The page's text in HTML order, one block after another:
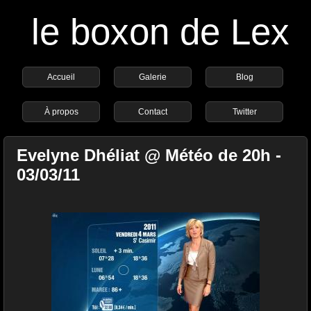
le boxon de Lex
Accueil Galerie Blog
À propos Contact Twitter
Evelyne Dhéliat @ Météo de 20h -
03/03/11